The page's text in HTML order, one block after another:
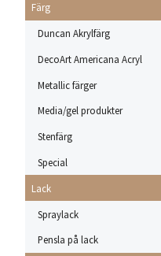
Färg
Duncan Akrylfärg
DecoArt Americana Acryl
Metallic färger
Media/gel produkter
Stenfärg
Special
Lack
Spraylack
Pensla på lack